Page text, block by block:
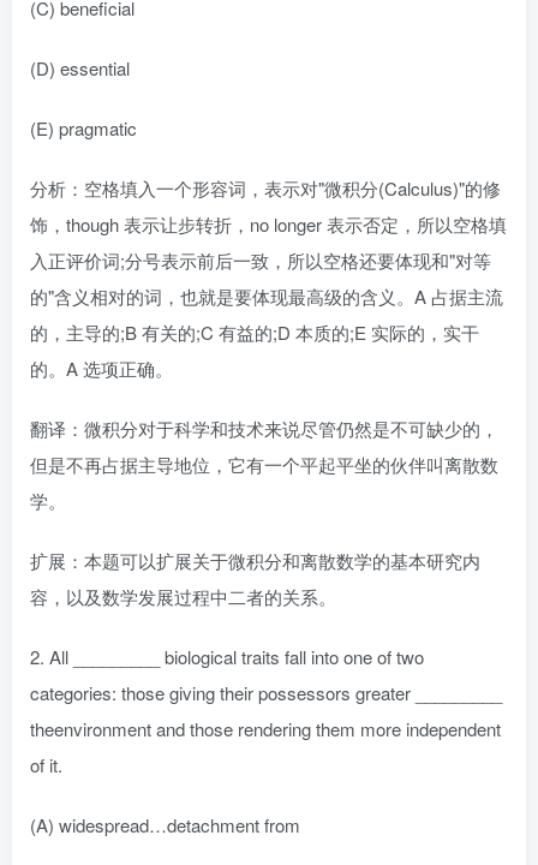
(C) beneficial
(D) essential
(E) pragmatic
分析：空格填入一个形容词，表示对"微积分(Calculus)"的修
饰，though 表示让步转折，no longer 表示否定，所以空格填
入正评价词;分号表示前后一致，所以空格还要体现和"对等
的"含义相对的词，也就是要体现最高级的含义。A 占据主流
的，主导的;B 有关的;C 有益的;D 本质的;E 实际的，实干
的。A 选项正确。
翻译：微积分对于科学和技术来说尽管仍然是不可缺少的，
但是不再占据主导地位，它有一个平起平坐的伙伴叫离散数
学。
扩展：本题可以扩展关于微积分和离散数学的基本研究内
容，以及数学发展过程中二者的关系。
2. All _________ biological traits fall into one of two
categories: those giving their possessors greater _________
theenvironment and those rendering them more independent
of it.
(A) widespread…detachment from